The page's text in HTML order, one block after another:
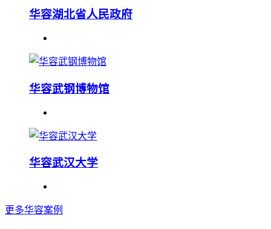
华容湖北省人民政府
华容武钢博物馆
华容武汉大学
更多华容案例